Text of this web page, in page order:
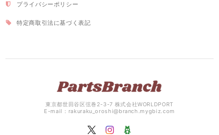
プライバシーポリシー
特定商取引法に基づく表記
東京都世田谷区弦巻2-3-7 株式会社WORLDPORT
E-mail： rakuraku_oroshi@branch.mygbiz.com